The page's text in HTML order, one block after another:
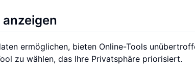
ermöglichen, bieten Online-Tools
zu wählen, das Ihre Privatsphäre priorisiert.